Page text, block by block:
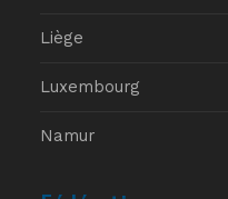
Liège
Luxembourg
Namur